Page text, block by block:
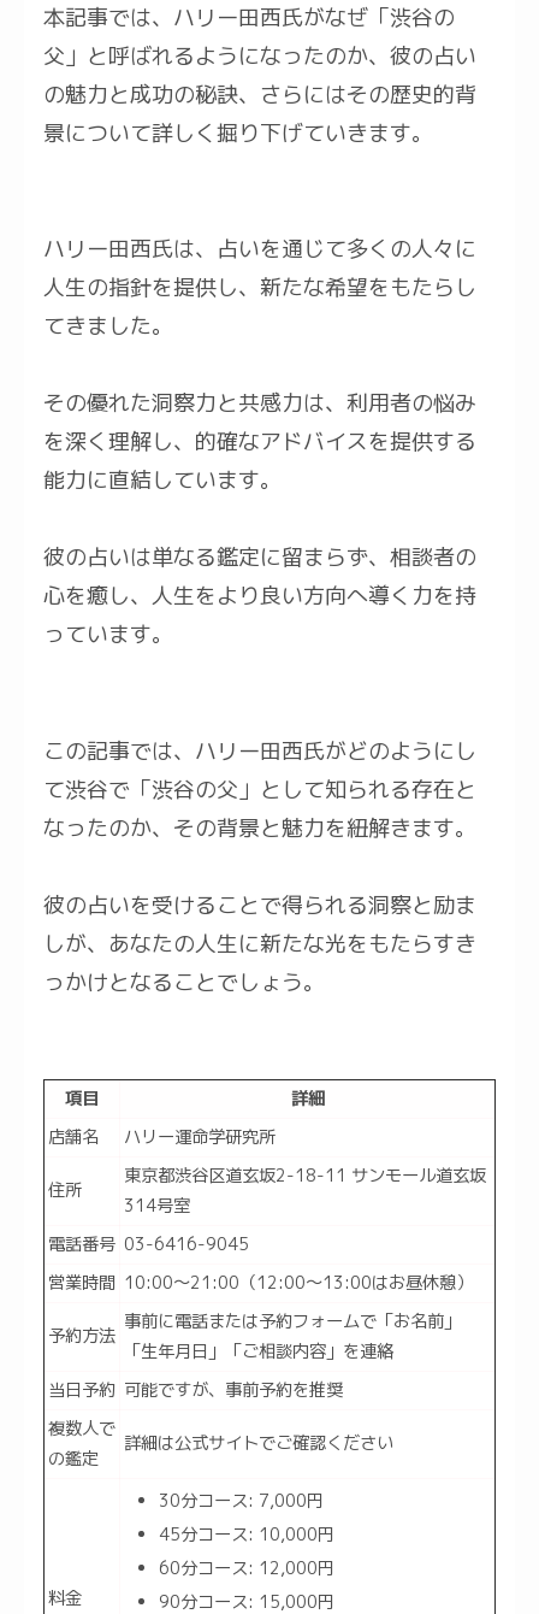
本記事では、ハリー田西氏がなぜ「渋谷の
父」と呼ばれるようになったのか、彼の占い
の魅力と成功の秘訣、さらにはその歴史的背
景について詳しく掘り下げていきます。
ハリー田西氏は、占いを通じて多くの人々に
人生の指針を提供し、新たな希望をもたらし
てきました。
その優れた洞察力と共感力は、利用者の悩み
を深く理解し、的確なアドバイスを提供する
能力に直結しています。
彼の占いは単なる鑑定に留まらず、相談者の
心を癒し、人生をより良い方向へ導く力を持
っています。
この記事では、ハリー田西氏がどのようにし
て渋谷で「渋谷の父」として知られる存在と
なったのか、その背景と魅力を紐解きます。
彼の占いを受けることで得られる洞察と励ま
しが、あなたの人生に新たな光をもたらすき
っかけとなることでしょう。
項目
詳細
店舗名
ハリー運命学研究所
住所
東京都渋谷区道玄坂2-18-11 サンモール道玄坂
314号室
電話番号 03-6416-9045
営業時間 10:00～21:00（12:00～13:00はお昼休憩）
予約方法
事前に電話または予約フォームで「お名前」
「生年月日」「ご相談内容」を連絡
当日予約 可能ですが、事前予約を推奨
複数人で
の鑑定
詳細は公式サイトでご確認ください
料金
30分コース: 7,000円
45分コース: 10,000円
60分コース: 12,000円
90分コース: 15,000円